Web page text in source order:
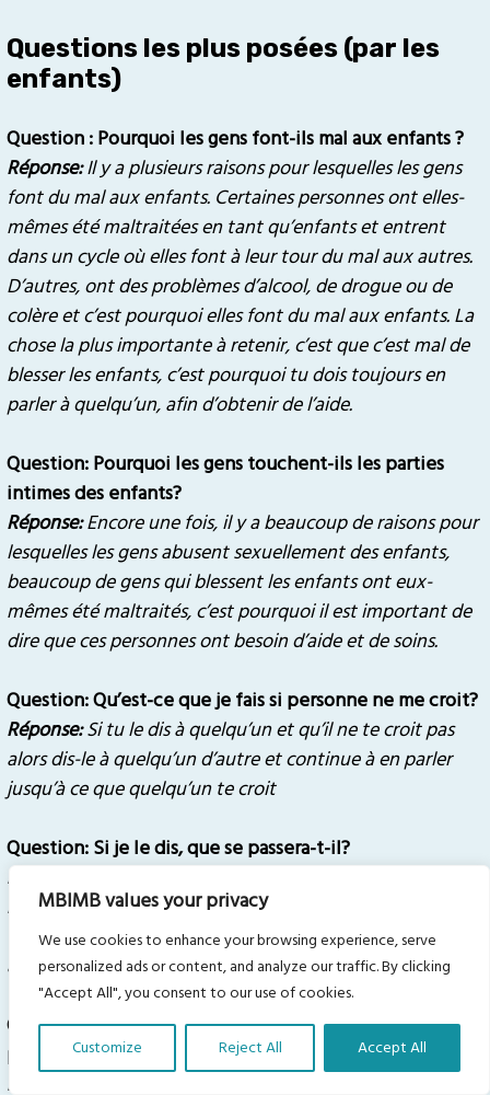
MBIMB values your privacy
We use cookies to enhance your browsing experience, serve
personalized ads or content, and analyze our traffic. By clicking
"Accept All", you consent to our use of cookies.
Customize Reject All Accept All
Questions les plus posées (par les
enfants)
Question : Pourquoi les gens font-ils mal aux enfants ?
Réponse:Il y a plusieurs raisons pour lesquelles les gens
font du mal aux enfants. Certaines personnes ont elles-
mêmes été maltraitées en tant qu’enfants et entrent
dans un cycle où elles font à leur tour du mal aux autres.
D’autres, ont des problèmes d’alcool, de drogue ou de
colère et c’est pourquoi elles font du mal aux enfants. La
chose la plus importante à retenir, c’est que c’est mal de
blesser les enfants, c’est pourquoi tu dois toujours en
parler à quelqu’un, afin d’obtenir de l’aide.
Question: Pourquoi les gens touchent-ils les parties
intimes des enfants?
Réponse:Encore une fois, il y a beaucoup de raisons pour
lesquelles les gens abusent sexuellement des enfants,
beaucoup de gens qui blessent les enfants ont eux-
mêmes été maltraités, c’est pourquoi il est important de
dire que ces personnes ont besoin d’aide et de soins.
Question:Qu’est-ce que je fais si personne ne me croit?
Réponse:Si tu le dis à quelqu’un et qu’il ne te croit pas
alors dis-le à quelqu’un d’autre et continue à en parler
jusqu’à ce que quelqu’un te croit
Question: Si je le dis, que se passera-t-il?
Réponse:
maltraité. Quelqu’un viendra alors parler à ta famille pour
voir si tu peux rester chez toi en toute sécurité ou s’il faut
aller ailleurs.
Question:Qu’est-ce que je fais si je dis NON !! et que la
personne n’arrête pas ?
Réponse:Translate Our Website »